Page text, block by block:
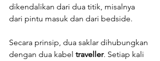
dikendalikan dari dua titik, misalnya
dari pintu masuk dan dari bedside.
Secara prinsip, dua saklar dihubungkan
dengan dua kabel traveller. Setiap kali